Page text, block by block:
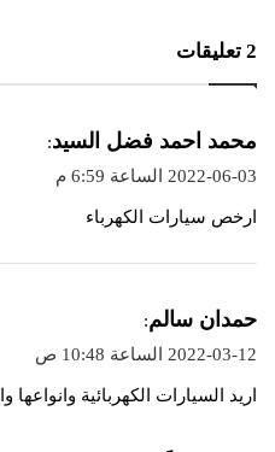
‫2 تعليقات
ي
ق
محمد احمد فضل السيد:
2022-06-03 الساعة 6:59 م
ارخص سيارات الكهرباء
ي
ق
حمدان سالم:
2022-03-12 الساعة 10:48 ص
اريد السيارات الكهربائية